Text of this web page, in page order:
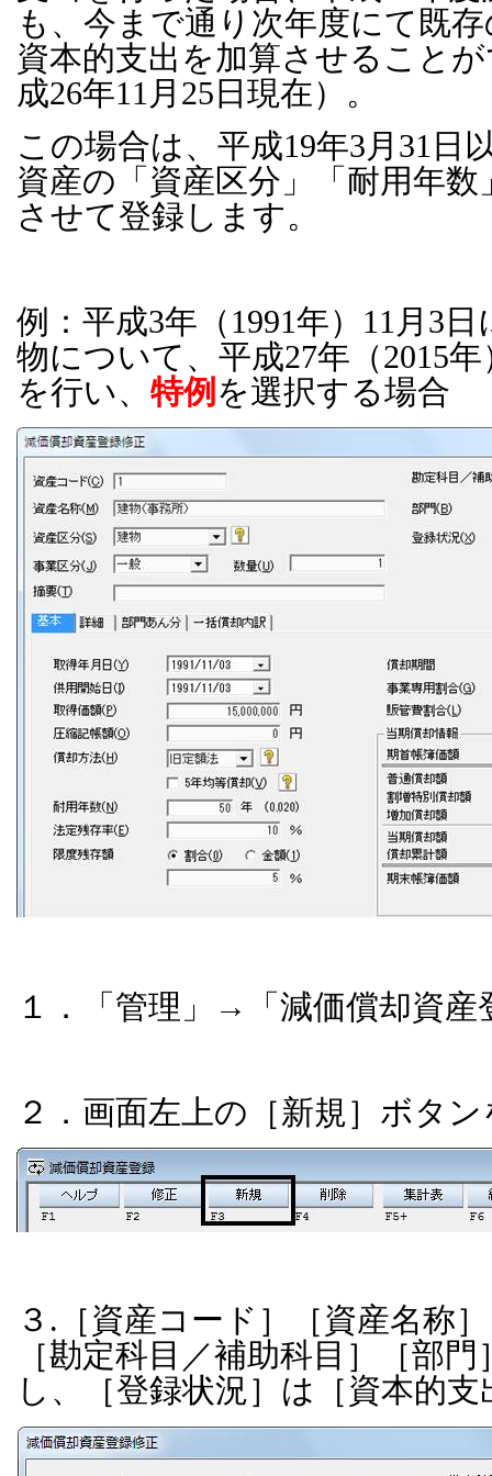
も、今まで通り次年度にて既
資本的支出を加算させること
成26年11月25日現在）。
この場合は、平成19年3月31日
資産の「資産区分」「耐用年
させて登録します。
例：平成3年（1991年）11月3
物について、平成27年（2015
を行い、 特例 を選択する場合
１．「管理」→「減価償却資産
２．画面左上の［新規］ボタ
３.［資産コード］［資産名称
［勘定科目／補助科目］［部
し、［登録状況］は［資本的